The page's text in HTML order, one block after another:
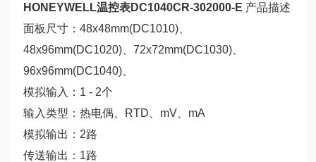
HONEYWELL温控表DC1040CR-302000-E 产品描述
面板尺寸：48x48mm(DC1010)、
48x96mm(DC1020)、72x72mm(DC1030)、
96x96mm(DC1040)、
模拟输入：1 - 2个
输入类型：热电偶、RTD、mV、mA
模拟输出：2路
传送输出：1路